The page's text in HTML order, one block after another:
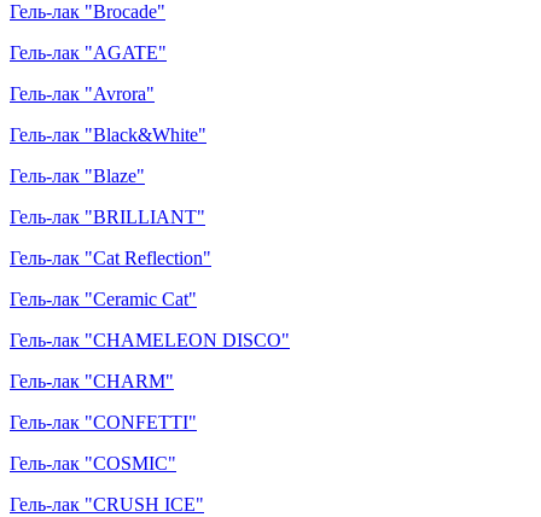
Гель-лак "Brocade"
Гель-лак "AGATE"
Гель-лак "Avrora"
Гель-лак "Black&White"
Гель-лак "Blaze"
Гель-лак "BRILLIANT"
Гель-лак "Cat Reflection"
Гель-лак "Ceramic Cat"
Гель-лак "CHAMELEON DISCO"
Гель-лак "CHARM"
Гель-лак "CONFETTI"
Гель-лак "COSMIC"
Гель-лак "CRUSH ICE"